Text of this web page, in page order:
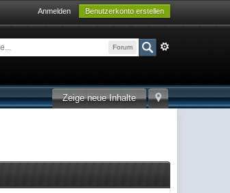
Anmelden Benutzerkonto erstellen
Forum
Zeige neue Inhalte